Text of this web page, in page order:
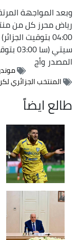
وبعد المواجهة
سيتي (سا 03:00 بتوقيت الجزائر).
المصدروأج
مونديال
المنتخب الجزائري لكرة
طالع ايضاً